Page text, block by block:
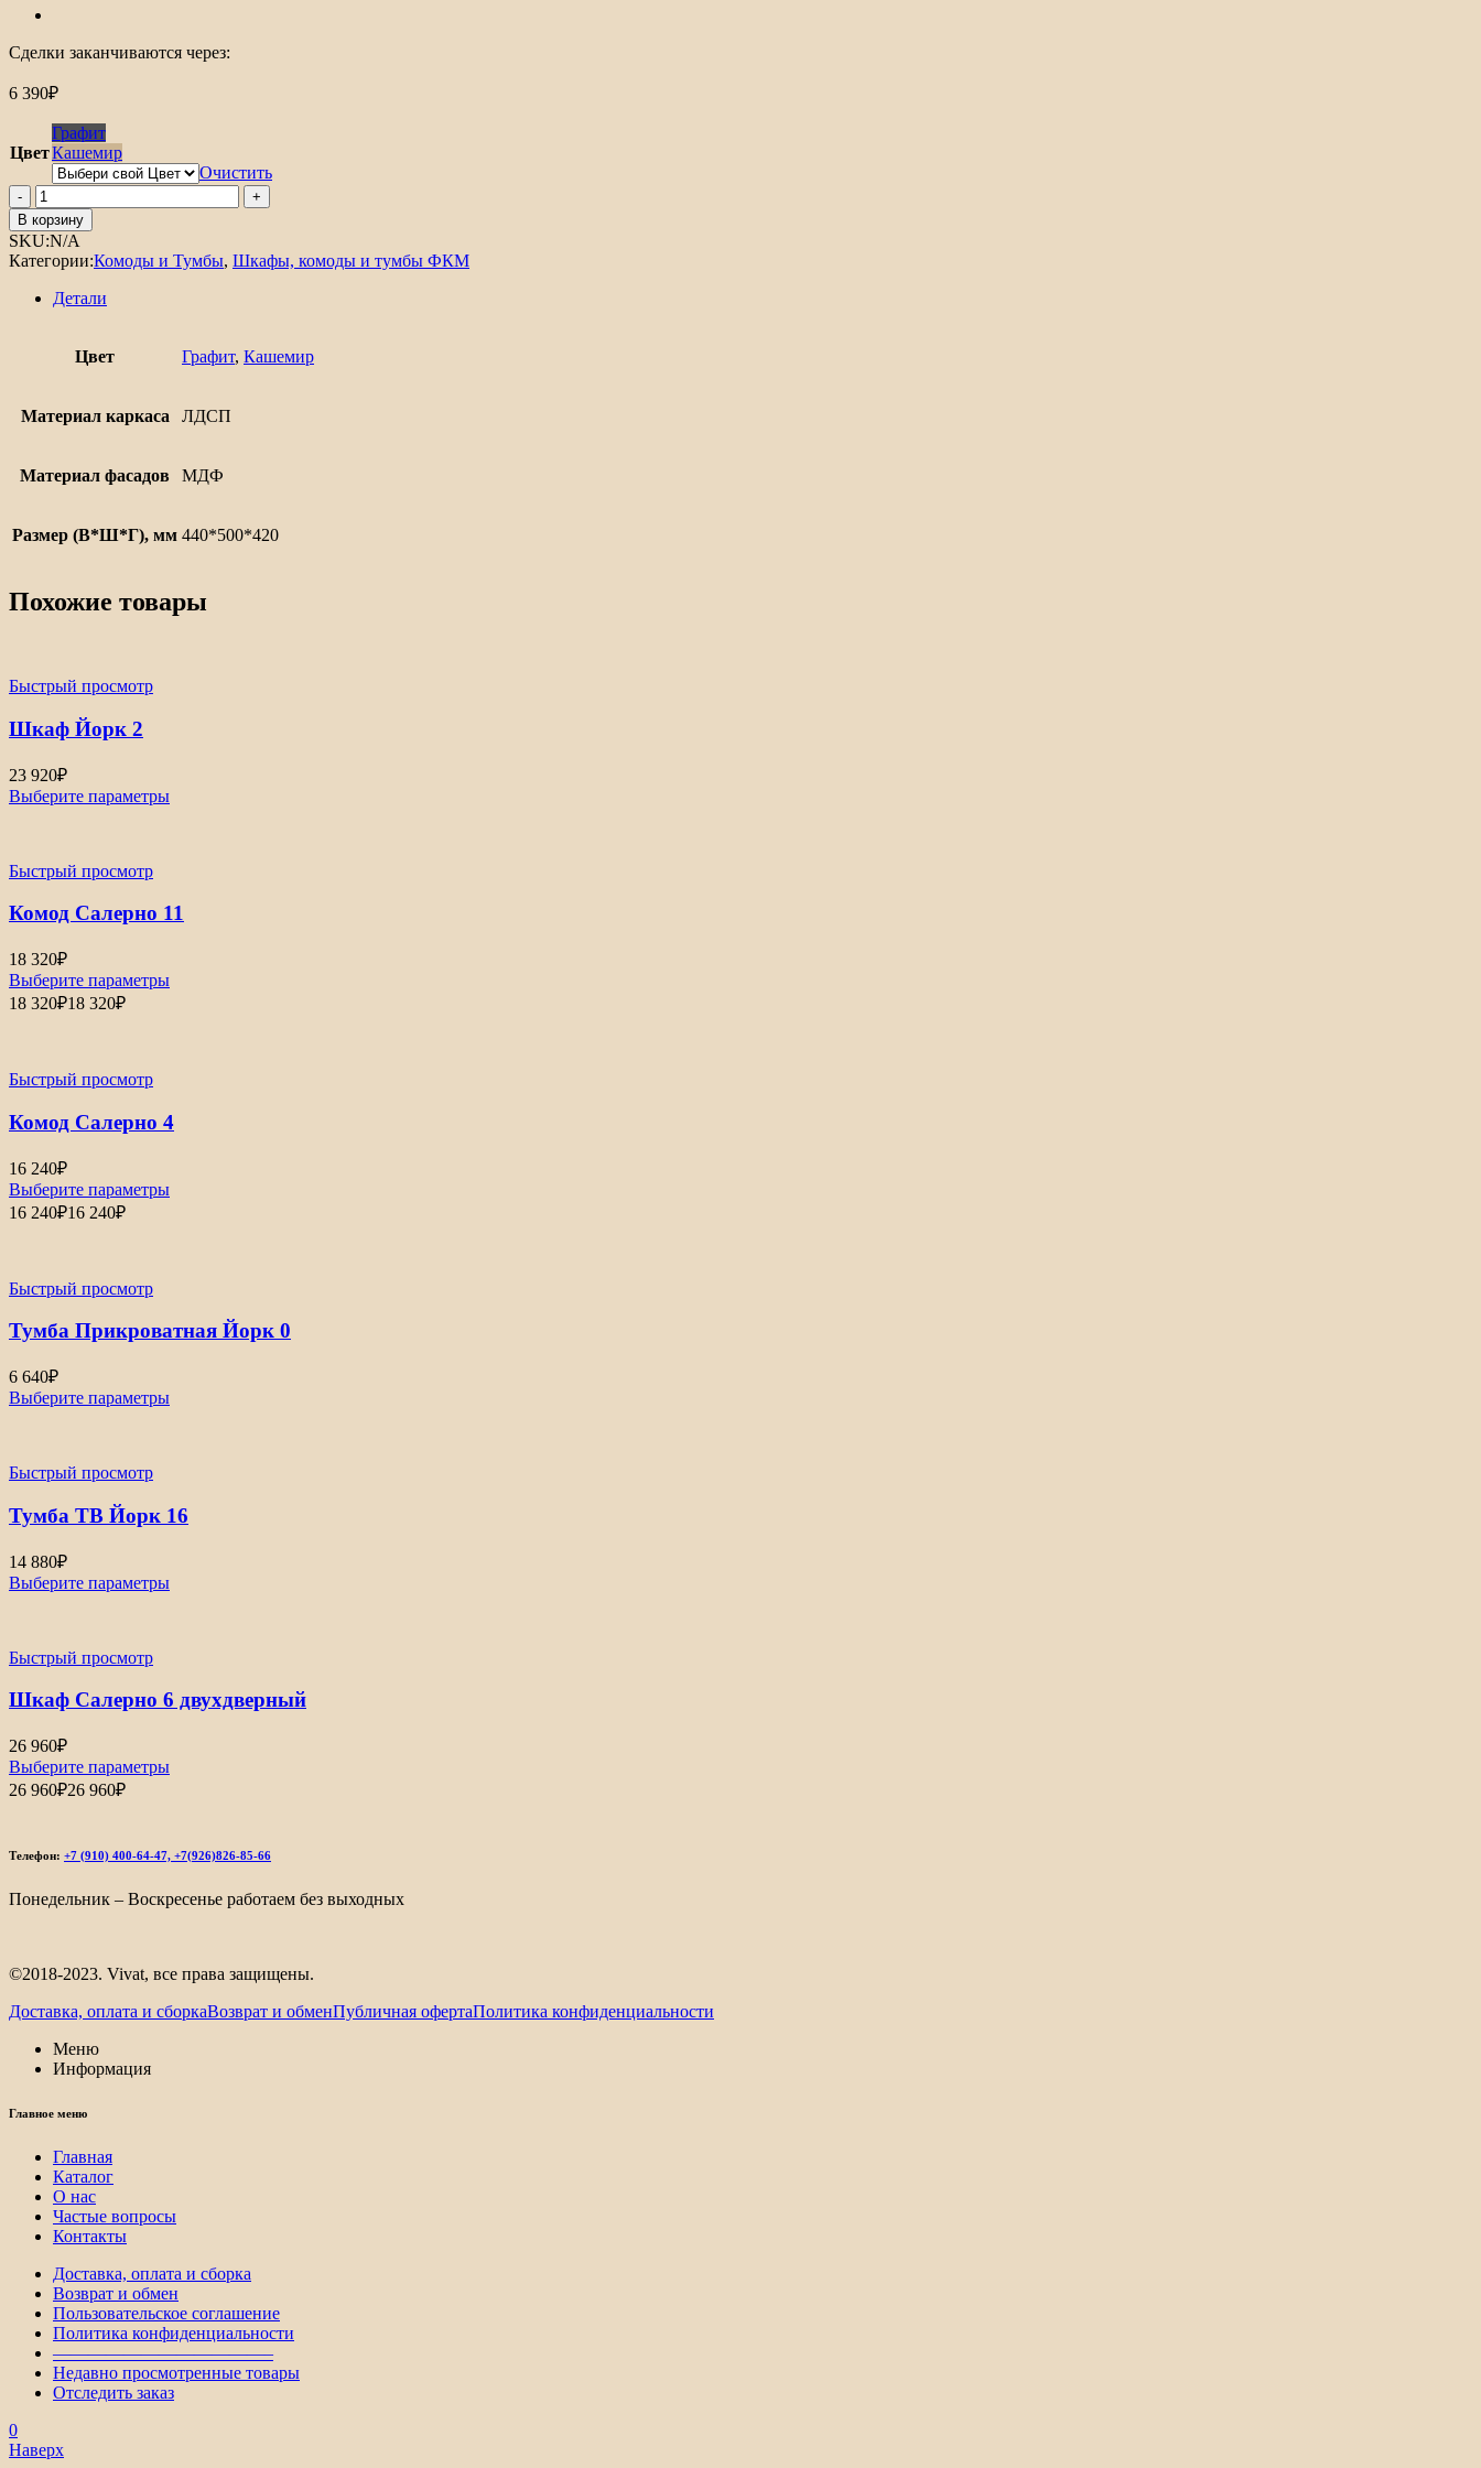
Сделки заканчиваются через:
6 390₽
Цвет
Графит
Кашемир
Очистить
Количество
товара
Тумба
Салерно
2
В корзину
SKU:N/A
Категории:Комоды и Тумбы, Шкафы, комоды и тумбы ФКМ
Детали
Цвет Графит, Кашемир
Материал каркаса ЛДСП
Материал фасадов МДФ
Размер (В*Ш*Г), мм 440*500*420
Похожие товары
Быстрый просмотр
Шкаф Йорк 2
23 920₽
Выберите параметры
Быстрый просмотр
Комод Салерно 11
18 320₽
Выберите параметры
18 320₽18 320₽
Быстрый просмотр
Комод Салерно 4
16 240₽
Выберите параметры
16 240₽16 240₽
Быстрый просмотр
Тумба Прикроватная Йорк 0
6 640₽
Выберите параметры
Быстрый просмотр
Тумба ТВ Йорк 16
14 880₽
Выберите параметры
Быстрый просмотр
Шкаф Салерно 6 двухдверный
26 960₽
Выберите параметры
26 960₽26 960₽
Телефон: +7 (910) 400-64-47, +7(926)826-85-66
Понедельник – Воскресенье работаем без выходных
©2018-2023. Vivat, все права защищены.
Доставка, оплата и сборкаВозврат и обменПубличная офертаПолитика конфиденциальности
Меню
Информация
Главное меню
Главная
Каталог
О нас
Частые вопросы
Контакты
Доставка, оплата и сборка
Возврат и обмен
Пользовательское соглашение
Политика конфиденциальности
————————————–
Недавно просмотренные товары
Отследить заказ
0
Наверх